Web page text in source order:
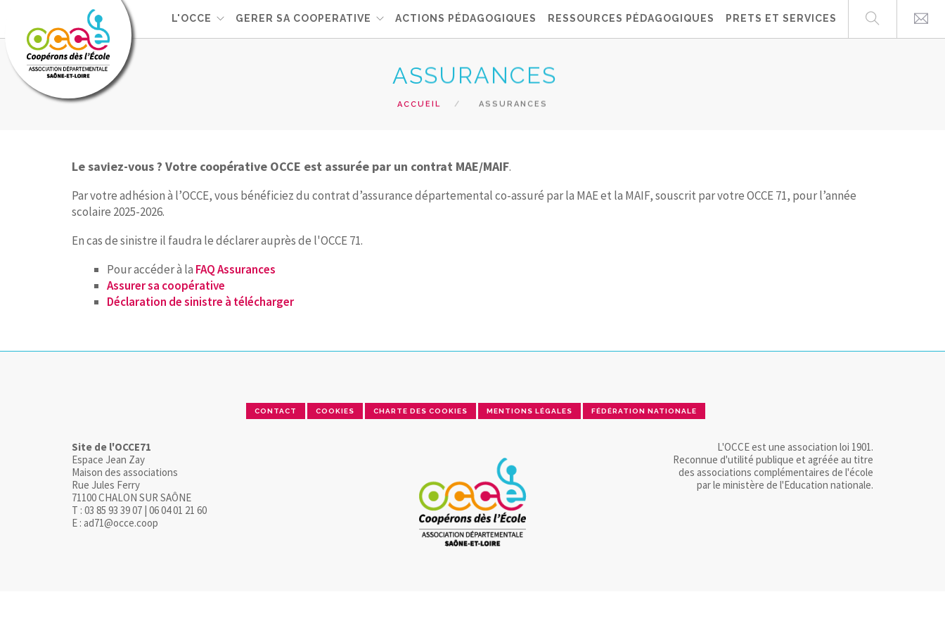
L'OCCE GERER SA COOPERATIVE ACTIONS PÉDAGOGIQUES RESSOURCES PÉDAGOGIQUES PRETS ET SERVICES
ASSURANCES
ACCUEIL ASSURANCES
Le saviez-vous ? Votre coopérative OCCE est assurée par un contrat MAE/MAIF.
Par votre adhésion à l’OCCE, vous bénéficiez du contrat d’assurance départemental co-assuré par la MAE et la MAIF, souscrit par votre OCCE 71, pour l’année
scolaire 2025-2026.
En cas de sinistre il faudra le déclarer auprès de l'OCCE 71.
Pour accéder à la FAQ Assurances
Assurer sa coopérative
Déclaration de sinistre à télécharger
CONTACT COOKIES CHARTE DES COOKIES MENTIONS LÉGALES FÉDÉRATION NATIONALE
Site de l'OCCE71
Espace Jean Zay
Maison des associations
Rue Jules Ferry
71100 CHALON SUR SAÔNE
T : 03 85 93 39 07 | 06 04 01 21 60
E : ad71@occe.coop
L'OCCE est une association loi 1901.
Reconnue d'utilité publique et agréée au titre
des associations complémentaires de l'école
par le ministère de l'Education nationale.